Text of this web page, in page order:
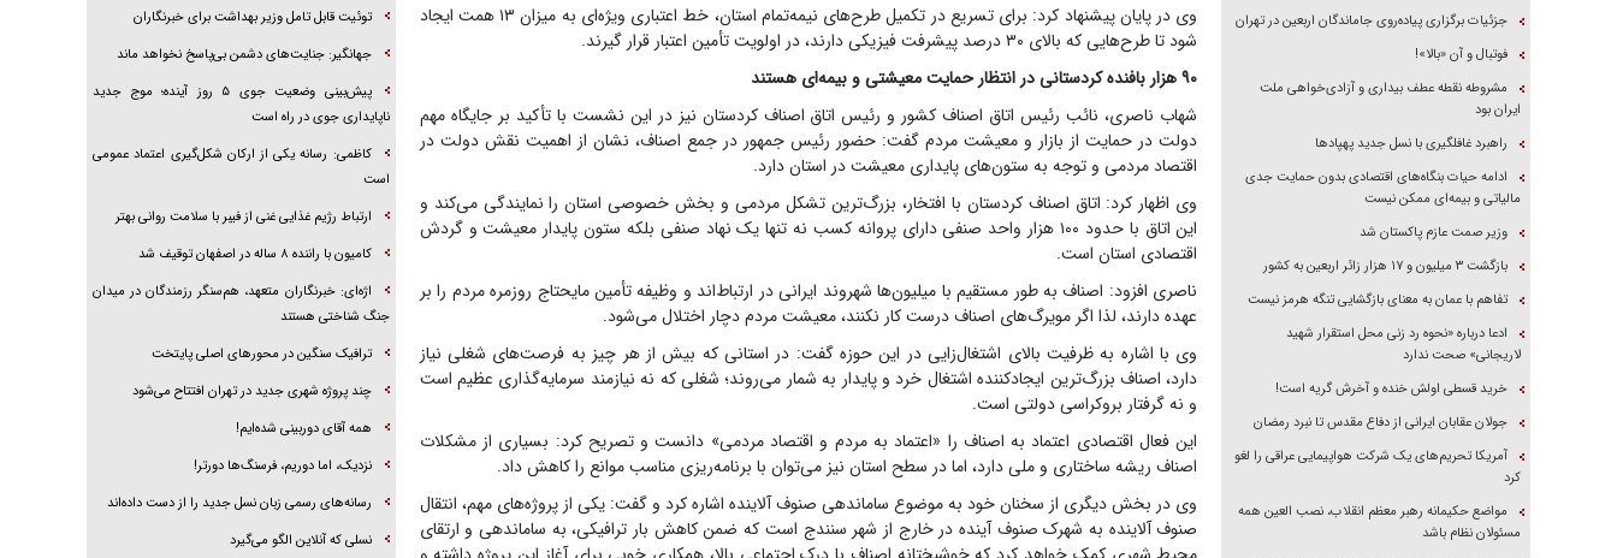
وی در پایان پیشنهاد کرد: برای تسریع در تکمیل طرح‌های نیمه‌تمام استان، خط اعتباری ویژه‌ای به میزان ۱۳ همت ایجاد
شود تا طرح‌هایی که بالای ۳۰ درصد پیشرفت فیزیکی دارند، در اولویت تأمین اعتبار قرار گیرند.
۹۰ هزار بافنده کردستانی در انتظار حمایت معیشتی و بیمه‌ای هستند
شهاب ناصری، نائب رئیس اتاق اصناف کشور و رئیس اتاق اصناف کردستان نیز در این نشست با تأکید بر جایگاه مهم
دولت در حمایت از بازار و معیشت مردم گفت: حضور رئیس جمهور در جمع اصناف، نشان از اهمیت نقش دولت در
اقتصاد مردمی و توجه به ستون‌های پایداری معیشت در استان دارد.
وی اظهار کرد: اتاق اصناف کردستان با افتخار، بزرگ‌ترین تشکل مردمی و بخش خصوصی استان را نمایندگی می‌کند و
این اتاق با حدود ۱۰۰ هزار واحد صنفی دارای پروانه کسب نه تنها یک نهاد صنفی بلکه ستون پایدار معیشت و گردش
اقتصادی استان است.
ناصری افزود: اصناف به طور مستقیم با میلیون‌ها شهروند ایرانی در ارتباط‌اند و وظیفه تأمین مایحتاج روزمره مردم را بر
عهده دارند، لذا اگر مویرگ‌های اصناف درست کار نکنند، معیشت مردم دچار اختلال می‌شود.
وی با اشاره به ظرفیت بالای اشتغال‌زایی در این حوزه گفت: در استانی که بیش از هر چیز به فرصت‌های شغلی نیاز
دارد، اصناف بزرگ‌ترین ایجادکننده اشتغال خرد و پایدار به شمار می‌روند؛ شغلی که نه نیازمند سرمایه‌گذاری عظیم است
و نه گرفتار بروکراسی دولتی است.
این فعال اقتصادی اعتماد به اصناف را «اعتماد به مردم و اقتصاد مردمی» دانست و تصریح کرد: بسیاری از مشکلات
اصناف ریشه ساختاری و ملی دارد، اما در سطح استان نیز می‌توان با برنامه‌ریزی مناسب موانع را کاهش داد.
وی در بخش دیگری از سخنان خود به موضوع ساماندهی صنوف آلاینده اشاره کرد و گفت: یکی از پروژه‌های مهم، انتقال
صنوف آلاینده به شهرک صنوف آینده در خارج از شهر سنندج است که ضمن کاهش بار ترافیکی، به ساماندهی و ارتقای
جزئیات برگزاری پیاده‌روی جاماندگان اربعین در تهران
فوتبال و آن «بالا»!
مشروطه نقطه عطف بیداری و آزادی‌خواهی ملت
ایران بود
راهبرد غافلگیری با نسل جدید پهپاد‌ها
ادامه حیات بنگاه‌های اقتصادی بدون حمایت جدی
مالیاتی و بیمه‌ای ممکن نیست
وزیر صمت عازم پاکستان شد
بازگشت ۳ میلیون و ۱۷ هزار زائر اربعین به کشور
تفاهم با عمان به معنای بازگشایی تنگه هرمز نیست
ادعا درباره «نحوه رد زنی محل استقرار شهید
لاریجانی» صحت ندارد
خرید قسطی اولش خنده و آخرش گریه است!
جولان عقابان ایرانی از دفاع مقدس تا نبرد رمضان
آمریکا تحریم‌های یک شرکت هواپیمایی عراقی را لغو
کرد
مواضع حکیمانه رهبر معظم انقلاب، نصب العین همه
مسئولان نظام باشد
توئیت قابل تامل وزیر بهداشت برای خبرنگاران
جهانگیر: جنایت‌های دشمن بی‌پاسخ نخواهد ماند
پیش‌بینی وضعیت جوی ۵ روز آینده؛ موج جدید
ناپایداری جوی در راه است
کاظمی: رسانه یکی از ارکان شکل‌گیری اعتماد عمومی
است
ارتباط رژیم غذایی غنی از فیبر با سلامت روانی بهتر
کامیون با راننده ۸ ساله در اصفهان توقیف شد
اژه‌ای: خبرنگاران متعهد، هم‌سنگر رزمندگان در میدان
جنگ شناختی هستند
ترافیک سنگین در محورهای اصلی پایتخت
چند پروژه شهری جدید در تهران افتتاح می‌شود
همه آقای دوربینی شده‌ایم!
نزدیک، اما دوریم، فرسنگ‌ها دورتر!
رسانه‌های رسمی زبان نسل جدید را از دست داده‌اند
نسلی که آنلاین الگو می‌گیرد